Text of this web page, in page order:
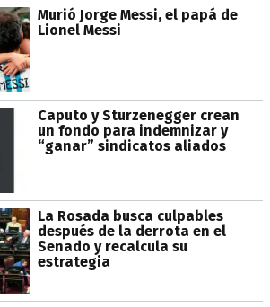
Murió Jorge Messi, el papá de
Lionel Messi
Caputo y Sturzenegger crean
un fondo para indemnizar y
“ganar” sindicatos aliados
La Rosada busca culpables
después de la derrota en el
Senado y recalcula su
estrategia